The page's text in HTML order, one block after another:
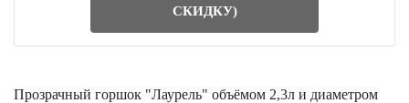
СКИДКУ)
Прозрачный горшок "Лаурель" объёмом 2,3л и диаметром